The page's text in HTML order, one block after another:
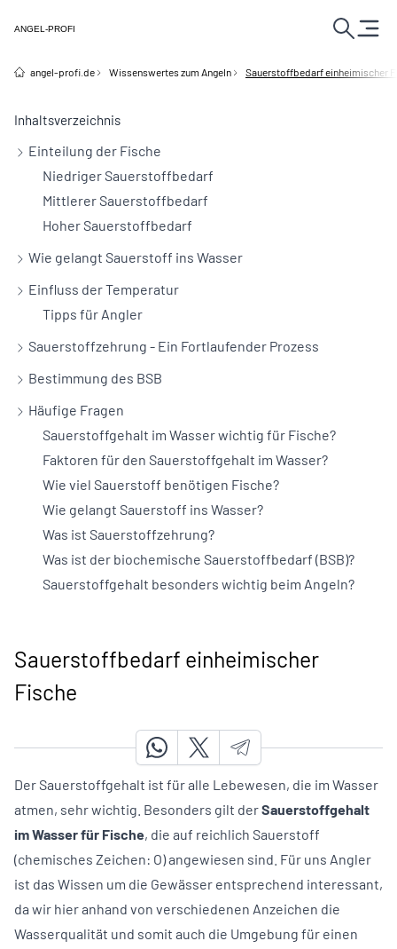
ANGEL-PROFI
angel-profi.de Wissenswertes zum Angeln Sauerstoffbedarf einheimischer
Inhaltsverzeichnis
Einteilung der Fische
Niedriger Sauerstoffbedarf
Mittlerer Sauerstoffbedarf
Hoher Sauerstoffbedarf
Wie gelangt Sauerstoff ins Wasser
Einfluss der Temperatur
Tipps für Angler
Sauerstoffzehrung - Ein Fortlaufender Prozess
Bestimmung des BSB
Häufige Fragen
Sauerstoffgehalt im Wasser wichtig für Fische?
Faktoren für den Sauerstoffgehalt im Wasser?
Wie viel Sauerstoff benötigen Fische?
Wie gelangt Sauerstoff ins Wasser?
Was ist Sauerstoffzehrung?
Was ist der biochemische Sauerstoffbedarf (BSB)?
Sauerstoffgehalt besonders wichtig beim Angeln?
Sauerstoffbedarf einheimischer
Fische
Der Sauerstoffgehalt ist für alle Lebewesen, die im Wasser
atmen, sehr wichtig. Besonders gilt derSauerstoffgehalt
im Wasser für Fische, die auf reichlich Sauerstoff
(chemisches Zeichen: O) angewiesen sind. Für uns Angler
ist das Wissen um die Gewässer entsprechend interessant,
da wir hier anhand von verschiedenen Anzeichen die
Wasserqualität und somit auch die Umgebung für einen